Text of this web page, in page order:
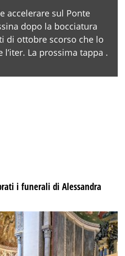
accelerare sul Ponte
dopo la bocciatura
di ottobre scorso che lo
La prossima tappa .
i funerali di Alessandra